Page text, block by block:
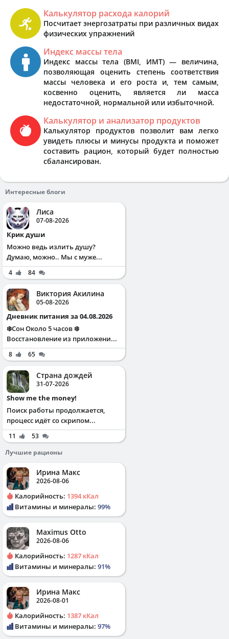
Калькулятор расхода калорий
Посчитает энергозатраты при различных видах
физических упражнений
Индекс массы тела
Индекс массы тела (BMI, ИМТ) — величина,
позволяющая оценить степень соответствия
массы человека и его роста и, тем самым,
косвенно оценить, является ли масса
недостаточной, нормальной или избыточной.
Калькулятор и анализатор продуктов
Калькулятор продуктов позволит вам легко
увидеть плюсы и минусы продукта и поможет
составить рацион, который будет полностью
сбалансирован.
Интересные блоги
Лиса
07-08-2026
Крик души
Можно ведь излить душу?
Думаю, можно.. Мы с муже...
4 84
Виктория Акилина
05-08-2026
Дневник питания за 04.08.2026
❄️Сон Около 5 часов ❄️
Восстановление из приложени...
8 65
Страна дождей
31-07-2026
Show me the money!
Поиск работы продолжается,
процесс идёт со скрипом...
11
53
Лучшие рационы
Ирина Макс
2026-08-06
Калорийность: 1394 кКал
Витамины и минералы: 99%
Maximus Otto
2026-08-06
Калорийность: 1287 кКал
Витамины и минералы: 91%
Ирина Макс
2026-08-01
Калорийность: 1387 кКал
Витамины и минералы: 97%